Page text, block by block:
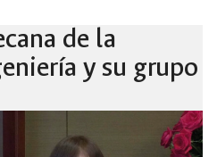
de la
y su grupo